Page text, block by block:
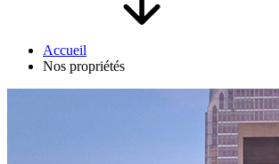
Accueil
Nos propriétés